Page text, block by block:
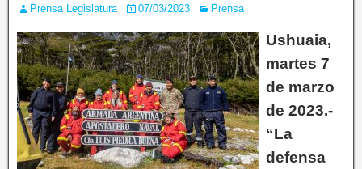
Prensa Legislatura 07/03/2023 Prensa
Ushuaia,
martes 7
de marzo
de 2023.-
“La
defensa